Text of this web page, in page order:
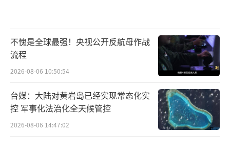
不愧是全球最强！央视公开反航母作战
流程
2026-08-06 10:50:54
台媒：大陆对黄岩岛已经实现常态化实
控 军事化法治化全天候管控
2026-08-06 14:47:02